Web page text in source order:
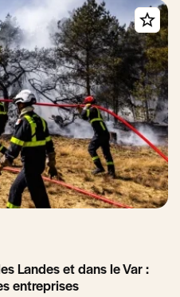
Landes et dans le Var :
entreprises